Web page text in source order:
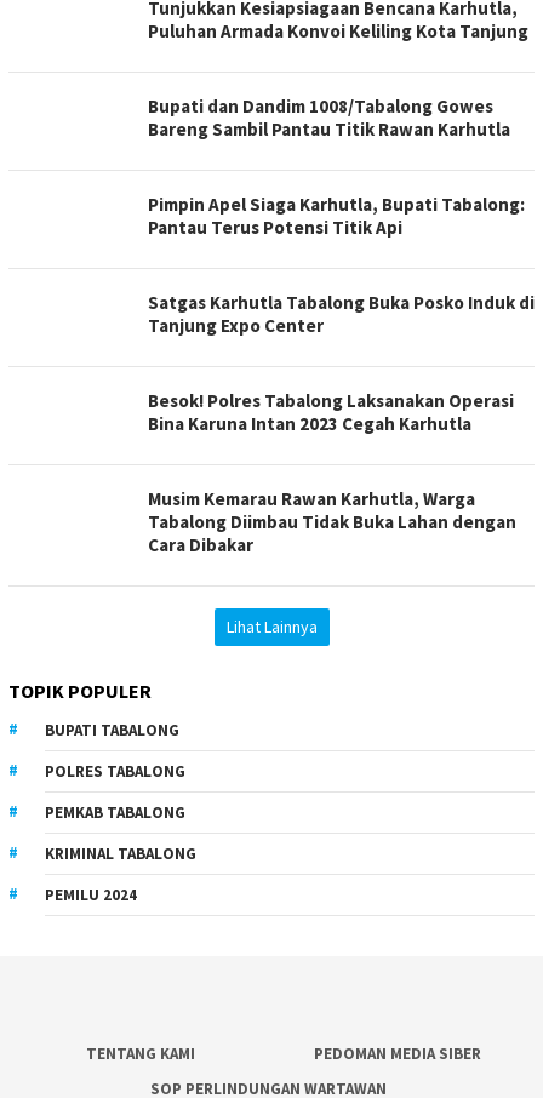
Tunjukkan Kesiapsiagaan Bencana Karhutla,
Puluhan Armada Konvoi Keliling Kota Tanjung
Bupati dan Dandim 1008/Tabalong Gowes
Bareng Sambil Pantau Titik Rawan Karhutla
Pimpin Apel Siaga Karhutla, Bupati Tabalong:
Pantau Terus Potensi Titik Api
Satgas Karhutla Tabalong Buka Posko Induk di
Tanjung Expo Center
Besok! Polres Tabalong Laksanakan Operasi
Bina Karuna Intan 2023 Cegah Karhutla
Musim Kemarau Rawan Karhutla, Warga
Tabalong Diimbau Tidak Buka Lahan dengan
Cara Dibakar
Lihat Lainnya
TOPIK POPULER
BUPATI TABALONG
POLRES TABALONG
PEMKAB TABALONG
KRIMINAL TABALONG
PEMILU 2024
TENTANG KAMI
PEDOMAN MEDIA SIBER
SOP PERLINDUNGAN WARTAWAN